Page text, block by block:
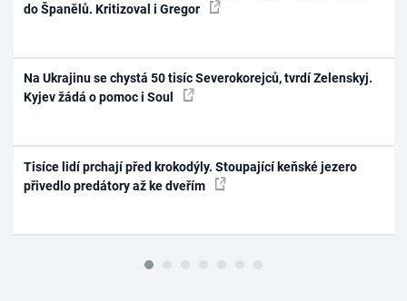
do Španělů. Kritizoval i Gregor
Na Ukrajinu se chystá 50 tisíc Severokorejců, tvrdí Zelenskyj.
Kyjev žádá o pomoc i Soul
Tisíce lidí prchají před krokodýly. Stoupající keňské jezero
přivedlo predátory až ke dveřím